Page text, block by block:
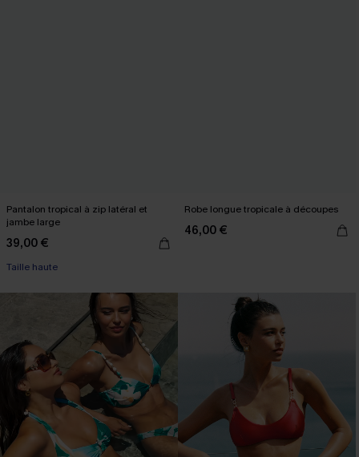
Pantalon tropical à zip latéral et
jambe large
39,00 €
Taille haute
Robe longue tropicale à découpes
46,00 €